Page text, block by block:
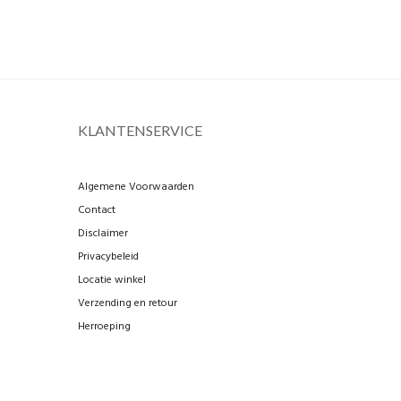
KLANTENSERVICE
Algemene Voorwaarden
Contact
Disclaimer
Privacybeleid
Locatie winkel
Verzending en retour
Herroeping